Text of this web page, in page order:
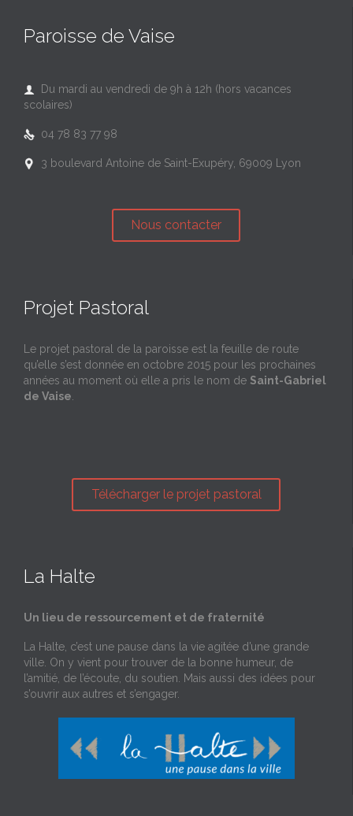
Paroisse de Vaise

Du mardi au vendredi de 9h à 12h (hors vacances
scolaires)
 04 78 83 77 98
 3 boulevard Antoine de Saint-Exupéry, 69009 Lyon
Nous contacter
Projet Pastoral
Le projet pastoral de la paroisse est la feuille de route
qu’elle s’est donnée en octobre 2015 pour les prochaines
années au moment où elle a pris le nom de Saint-Gabriel
de Vaise
Télécharger le projet pastoral
La Halte
Un lieu de ressourcement et de fraternité
La Halte, c’est une pause dans la vie agitée d’une grande
ville. On y vient pour trouver de la bonne humeur, de
l’amitié, de l’écoute, du soutien. Mais aussi des idées pour
s’ouvrir aux autres et s’engager.